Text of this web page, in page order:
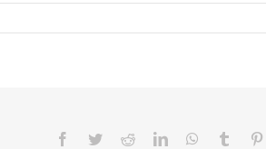
Facebook
TwitterRedditLinkedInWhatsApp
Tumblr